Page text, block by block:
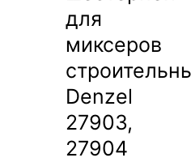
для
миксеров
Denzel
27903,
27904